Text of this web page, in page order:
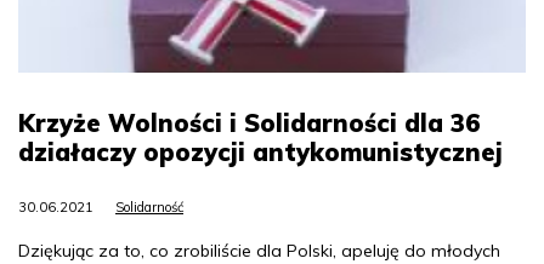
Krzyże Wolności i Solidarności dla 36
działaczy opozycji antykomunistycznej
30.06.2021 Solidarność
Dziękując za to, co zrobiliście dla Polski, apeluję do młodych